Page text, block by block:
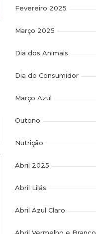
Fevereiro 2025
Março 2025
Dia dos Animais
Dia do Consumidor
Março Azul
Outono
Nutrição
Abril 2025
Abril Lilás
Abril Azul Claro
Abril Vermelho e Branco